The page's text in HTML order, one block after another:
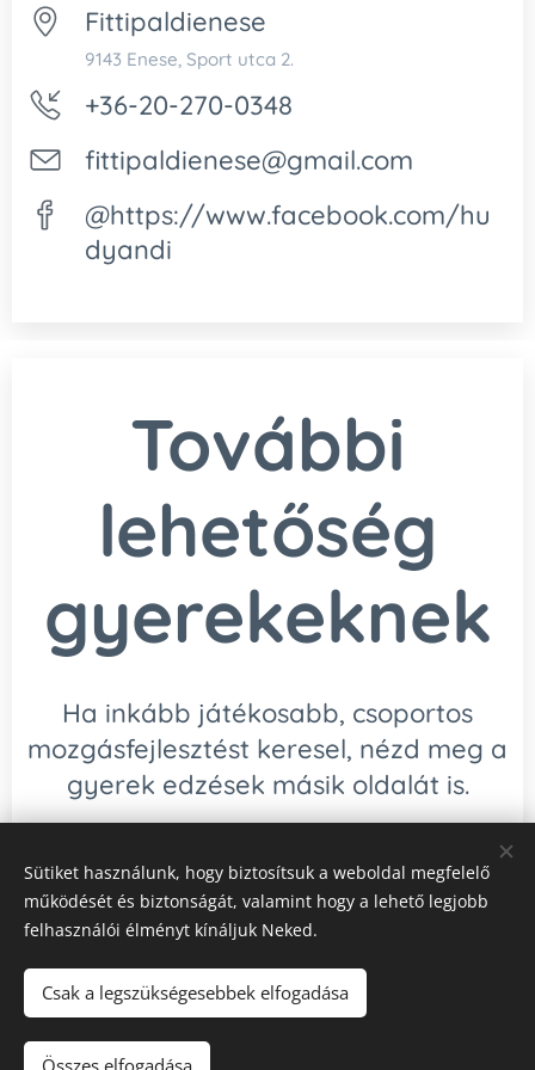
Fittipaldienese
9143 Enese, Sport utca 2.
+36-20-270-0348
fittipaldienese@gmail.com
@https://www.facebook.com/hu
dyandi
További
lehetőség
gyerekeknek
Ha inkább játékosabb, csoportos
mozgásfejlesztést keresel, nézd meg a
gyerek edzések másik oldalát is.
Gyerek mozgásfejlesztés
© 2024 Fittipaldienese
Sütiket használunk, hogy biztosítsuk a weboldal megfelelő
működését és biztonságát, valamint hogy a lehető legjobb
felhasználói élményt kínáljuk Neked.
Csak a legszükségesebbek elfogadása
Összes elfogadása